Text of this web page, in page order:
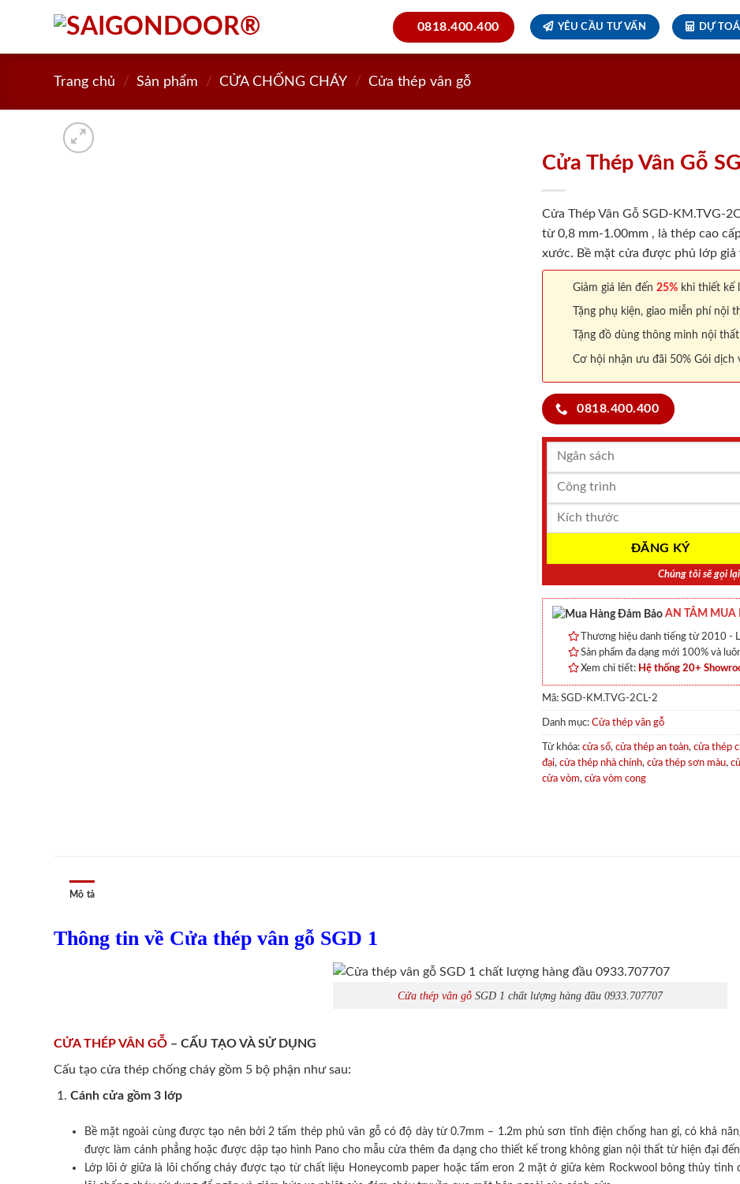
0818.400.400 YÊU CẦU TƯ VẤN DỰ
Trang chủ / Sản phẩm / CỬA CHỐNG CHÁY / Cửa thép vân gỗ
Cửa Thép Vân Gỗ
Cửa Thép Vân Gỗ SGD-KM.TVG-
từ 0,8 mm-1.00mm , là thép cao
xước. Bề mặt cửa được phủ lớp
Giảm giá lên đến 25% khi thiết kế
Tặng phụ kiện, giao miễn phí nội
Tặng đồ dùng thông minh nội
Cơ hội nhận ưu đãi 50% Gói dịch
0818.400.400
Chúng tôi sẽ gọi
AN TÂM MUA
Thương hiệu danh tiếng từ 2010 -
Sản phẩm đa dạng mới 100% và
Xem chi tiết: Hệ thống 20+
Mã: SGD-KM.TVG-2CL-2
Danh mục: Cửa thép vân gỗ
Từ khóa: cửa sổ, cửa thép an toàn, cửa thép
đại, cửa thép nhà chính, cửa thép sơn màu,
cửa vòm, cửa vòm cong
Mô tả
Thông tin về Cửa thép vân gỗ SGD 1
Cửa thép vân gỗ SGD 1 chất lượng hàng đầu 0933.707707
CỬA THÉP VÂN GỖ – CẤU TẠO VÀ SỬ DỤNG
Cấu tạo cửa thép chống cháy gồm 5 bộ phận như sau:
Cánh cửa gồm 3 lớp
Bề mặt ngoài cùng được tạo nên bởi 2 tấm thép phủ vân gỗ có độ dày từ 0.7mm – 1.2m phủ sơn tĩnh điện chống han gỉ, có khả
được làm cánh phẳng hoặc được dập tạo hình Pano cho mẫu cửa thêm đa dạng cho thiết kế trong không gian nội thất từ hiện đại
Lớp lõi ở giữa là lõi chống cháy được tạo từ chất liệu Honeycomb paper hoặc tấm eron 2 mặt ở giữa kèm Rockwool bông thủy tinh